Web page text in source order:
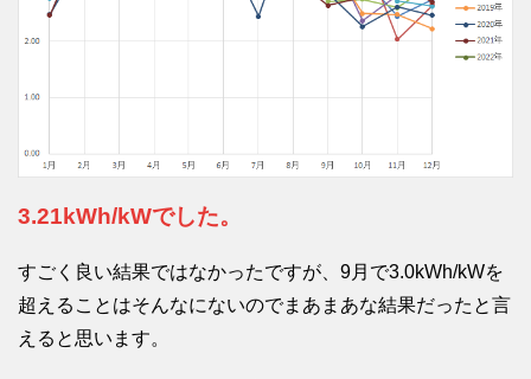
3.21kWh/kWでした。
すごく良い結果ではなかったですが、9月で3.0kWh/kWを
超えることはそんなにないのでまあまあな結果だったと言
えると思います。